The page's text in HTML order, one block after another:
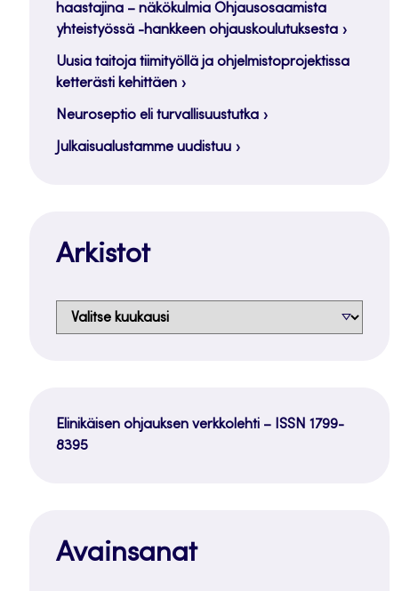
haastajina – näkökulmia Ohjausosaamista
yhteistyössä -hankkeen ohjauskoulutuksesta
Uusia taitoja tiimityöllä ja ohjelmistoprojektissa
ketterästi kehittäen
Neuroseptio eli turvallisuustutka
Julkaisualustamme uudistuu
Arkistot
Arkistot
Elinikäisen ohjauksen verkkolehti – ISSN 1799-
8395
Avainsanat